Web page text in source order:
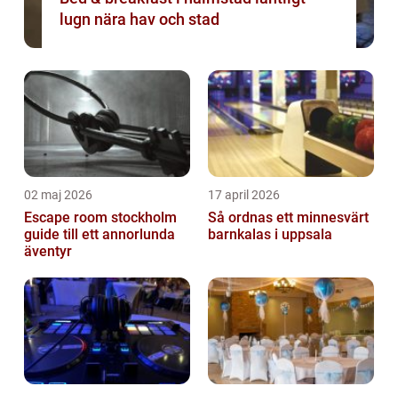
lugn nära hav och stad
02 maj 2026
Escape room stockholm
guide till ett annorlunda
äventyr
17 april 2026
Så ordnas ett minnesvärt
barnkalas i uppsala